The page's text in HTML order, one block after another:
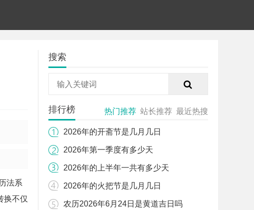
法系
换不仅
搜索
排行榜 热门推荐 站长推荐 最近热搜
2026年的开斋节是几月几日
2026年第一季度有多少天
2026年的上半年一共有多少天
2026年的火把节是几月几日
农历2026年6月24日是黄道吉日吗